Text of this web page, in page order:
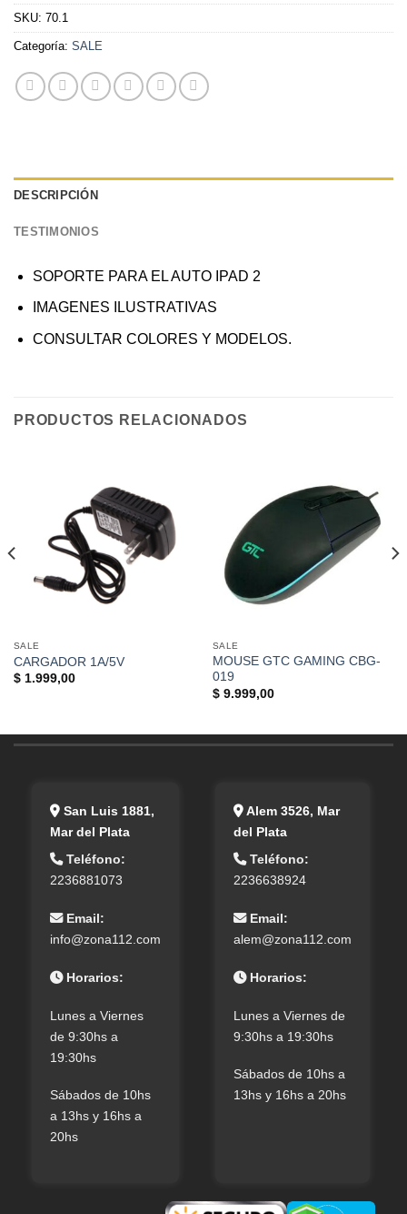
SKU: 70.1
Categoría: SALE
DESCRIPCIÓN
TESTIMONIOS
SOPORTE PARA EL AUTO IPAD 2
IMAGENES ILUSTRATIVAS
CONSULTAR COLORES Y MODELOS.
PRODUCTOS RELACIONADOS
SALE
CARGADOR 1A/5V
$1.999,00
SALE
MOUSE GTC GAMING CBG-
019
$9.999,00
San Luis 1881,
Mar del Plata
Teléfono:
2236881073
Email:
info@zona112.com
Horarios:
Lunes a Viernes
de 9:30hs a
19:30hs
Sábados de 10hs
a 13hs y 16hs a
20hs
Alem 3526, Mar
del Plata
Teléfono:
2236638924
Email:
alem@zona112.com
Horarios:
Lunes a Viernes de
9:30hs a 19:30hs
Sábados de 10hs a
13hs y 16hs a 20hs